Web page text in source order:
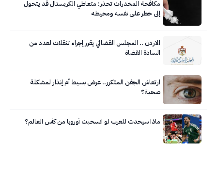
مكافحة المخدرات تحذر: متعاطي الكريستال قد يتحول
إلى خطر على نفسه ومحيطه
الاردن .. المجلس القضائي يقرر إجراء تنقلات لعدد من
السادة القضاة
ارتعاش الجفن المتكرر.. عرض بسيط أم إنذار لمشكلة
صحية؟
ماذا سيحدث للعرب لو انسحبت أوروبا من كأس العالم؟